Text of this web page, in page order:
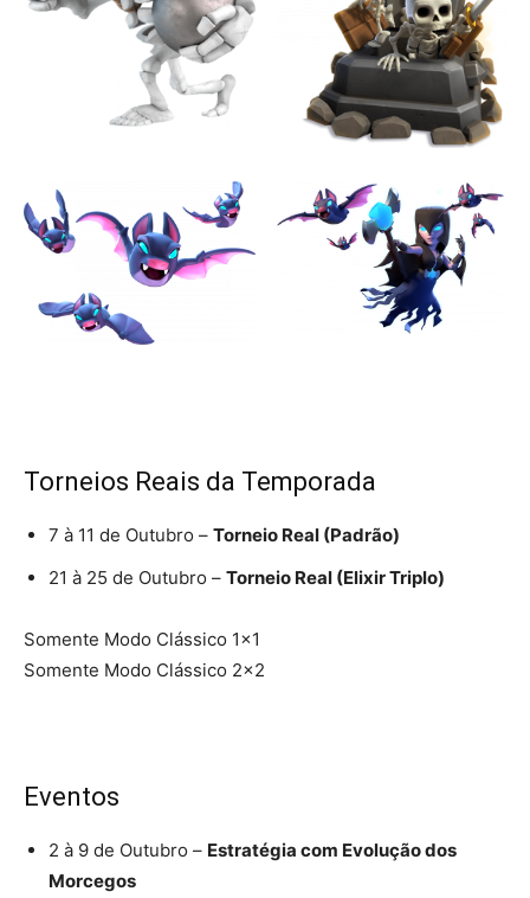
Torneios Reais da Temporada
7 à 11 de Outubro – Torneio Real (Padrão)
21 à 25 de Outubro – Torneio Real (Elixir Triplo)
Somente Modo Clássico 1×1
Somente Modo Clássico 2×2
Eventos
2 à 9 de Outubro – Estratégia com Evolução dos
Morcegos